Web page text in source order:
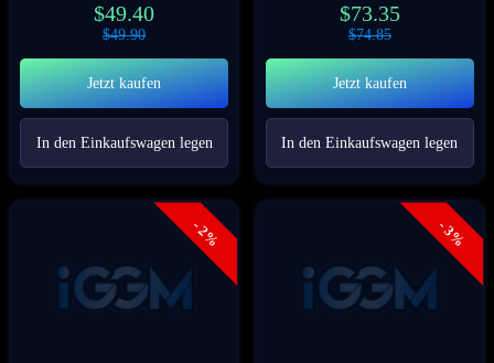
$49.40
$49.90
Jetzt kaufen
In den Einkaufswagen legen
$73.35
$74.85
Jetzt kaufen
In den Einkaufswagen legen
- 2% - 3%